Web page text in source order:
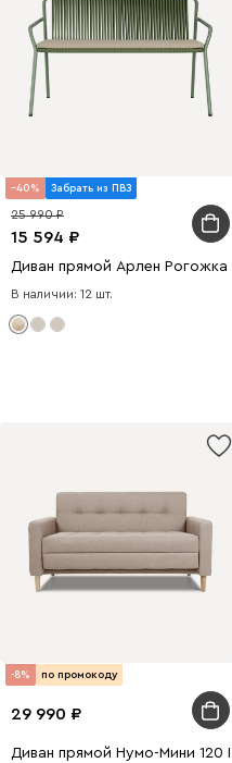
40 Забрать из ПВЗ
15 594
25 990
Диван прямой Арлен
В наличии: 12 шт.
-8% по промокоду
29 990
Диван прямой Нумо-Мини 120